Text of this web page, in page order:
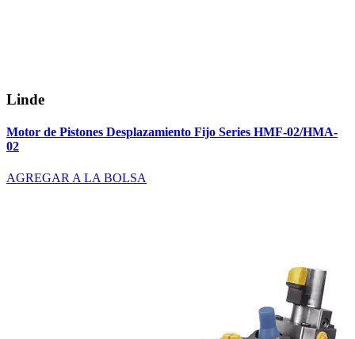
Linde
Motor de Pistones Desplazamiento Fijo Series HMF-02/HMA-
02
AGREGAR A LA BOLSA